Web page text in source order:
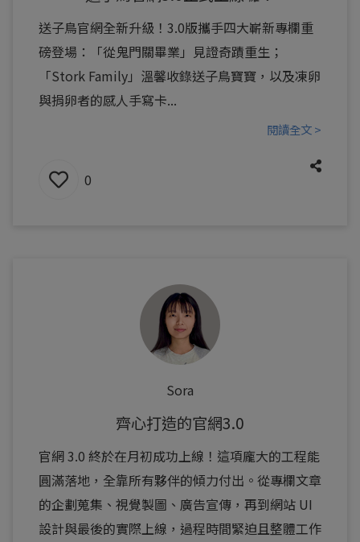
送子鳥官網全新升級！3.0版攜手四大嶄新專欄重
磅登場：「從鬼門關畢業」見證奇蹟重生；
「Stork Family」溫馨收錄送子鳥寶寶，以及凍卵
與捐卵者的感人手寫卡...
閱讀全文 >
0
Sora
齊心打造的官網3.0
官網 3.0 終於在月初成功上線！這項龐大的工程能
圓滿落地，全靠所有夥伴的傾力付出。從專欄文章
的企劃蒐集、視覺製圖、廣告宣傳，再到網站 UI
設計與最後的實際上線，過程時間緊迫且整體工作